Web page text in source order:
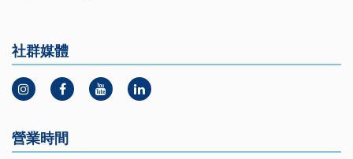
社群媒體
營業時間